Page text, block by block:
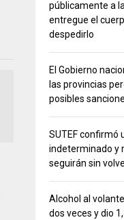
públicamente a
entregue el
despedirlo
El Gobierno
las provincias
posibles
SUTEF confirmó
indeterminado y
seguirán sin
Alcohol al
dos veces y dio